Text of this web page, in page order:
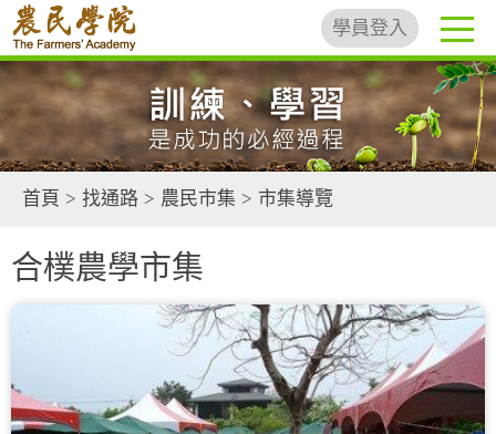
學員登入
首頁 > 找通路 > 農民市集 > 市集導覽
合樸農學市集